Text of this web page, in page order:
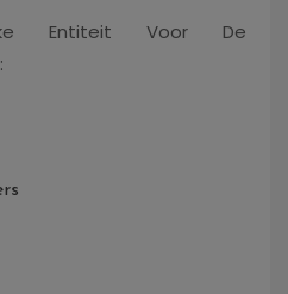
Entiteit Voor De